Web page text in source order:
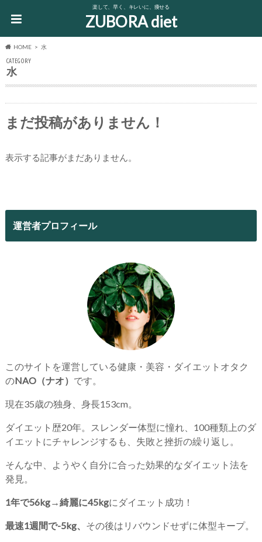
楽して、早く、キレいに、痩せる
ZUBORA diet
HOME 水
CATEGORY
水
まだ投稿がありません！
表示する記事がまだありません。
運営者プロフィール
このサイトを運営している健康・美容・ダイエットオタク
のNAO（ナオ） です。
現在35歳の独身、身長153cm。
ダイエット歴20年。スレンダー体型に憧れ、100種類上のダ
イエットにチャレンジするも、失敗と挫折の繰り返し。
そんな中、ようやく自分に合った効果的なダイエット法を
発見。
1年で56kg→綺麗に45kgにダイエット成功！
最速1週間で-5kg、 その後はリバウンドせずに体型キープ。